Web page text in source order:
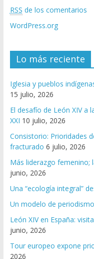
RSS de los comentarios
WordPress.org
Lo más reciente
Iglesia y pueblos
15 julio, 2026
El desafío de León XIV a
XXI 10 julio, 2026
Consistorio: Prioridades
fracturado 6 julio, 2026
Más liderazgo femenino;
junio, 2026
Una “ecología integral”
Un modelo de
León XIV en España:
junio, 2026
Tour europeo expone
2026